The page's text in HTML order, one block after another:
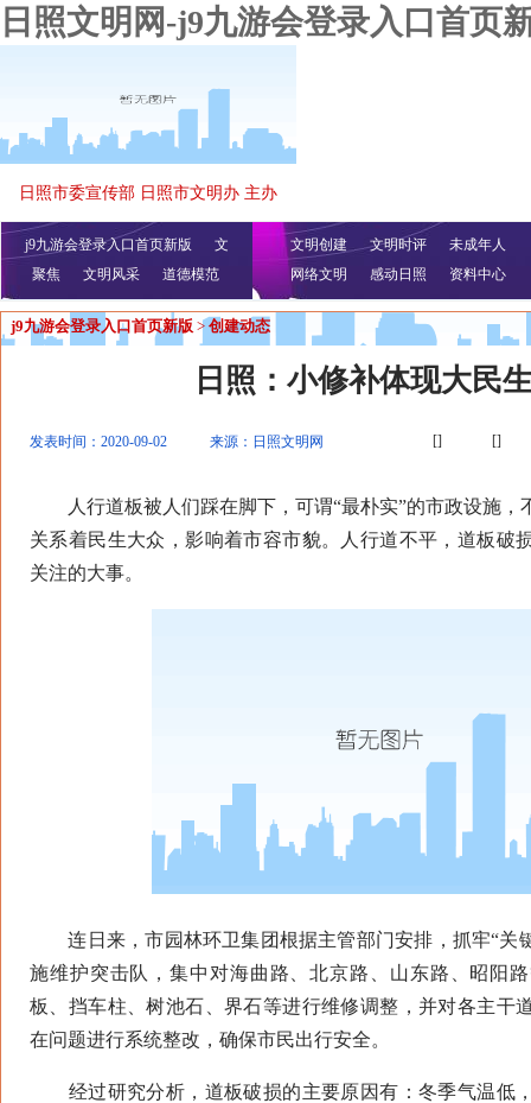
日照文明网-j9九游会登录入口首页
日照市委宣传部 日照市文明办 主办
j9九游会登录入口首页新版
文
明播报
公益视频
聚焦 文明风采 道德模范
文明创建 文明时评
未成年人
网络文明
感动日照 资料中心
j9九游会登录入口首页新版 > 创建动态
日照：小修补体现大民
发表时间：2020-09-02 来源：日照文明网 [] []
人行道板被人们踩在脚下，可谓“最朴实”的市政设施，
关系着民生大众，影响着市容市貌。人行道不平，道板破
关注的大事。
连日来，市园林环卫集团根据主管部门安排，抓牢“关
施维护突击队，集中对海曲路、北京路、山东路、昭阳
板、挡车柱、树池石、界石等进行维修调整，并对各主干
在问题进行系统整改，确保市民出行安全。
经过研究分析，道板破损的主要原因有：冬季气温低